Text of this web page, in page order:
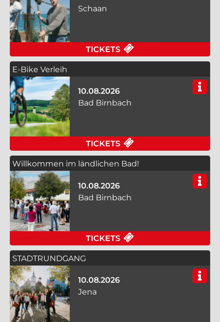
Schaan
TICKETS
E-Bike Verleih
10.08.2026
Bad Birnbach
TICKETS
Willkommen im ländlichen Bad!
10.08.2026
Bad Birnbach
TICKETS
STADTRUNDGANG
10.08.2026
Jena